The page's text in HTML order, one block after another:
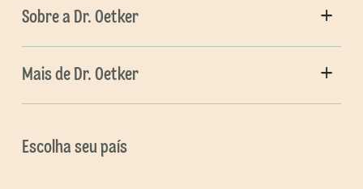
Sobre a Dr. Oetker
Mais de Dr. Oetker
Escolha seu país